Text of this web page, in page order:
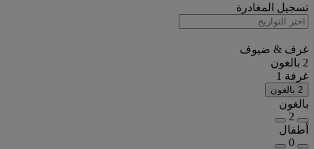
تسجيل المغادرة
غرف & ضيوف
2 بالغون
غرفة 1
2 بالغون
بالغون
2
أطفال
0